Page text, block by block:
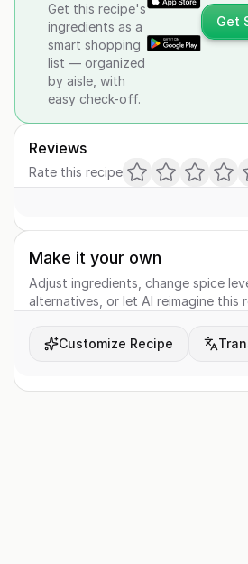
Get this recipe's
ingredients as a
smart shopping
list — organized
by aisle, with
easy check-off.
Get
Reviews
Rate this recipe
Make it your own
Adjust ingredients, change spice
alternatives, or let AI reimagine this
Customize Recipe